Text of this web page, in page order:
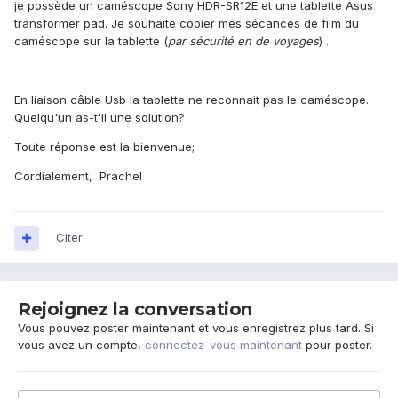
je possède un caméscope Sony HDR-SR12E et une tablette Asus
transformer pad. Je souhaite copier mes sécances de film du
caméscope sur la tablette (par sécurité en de voyages) .
En liaison câble Usb la tablette ne reconnait pas le caméscope.
Quelqu'un as-t'il une solution?
Toute réponse est la bienvenue;
Cordialement, Prachel
Citer
Rejoignez la conversation
Vous pouvez poster maintenant et vous enregistrez plus tard. Si
vous avez un compte, connectez-vous maintenant pour poster.